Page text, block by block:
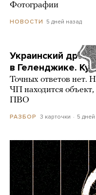
Фотографии
НОВОСТИ 5 дней назад
Украинский дрон
в Геленджике.
Точных ответов нет.
ЧП находится
ПВО
РАЗБОР 3 карточки 5